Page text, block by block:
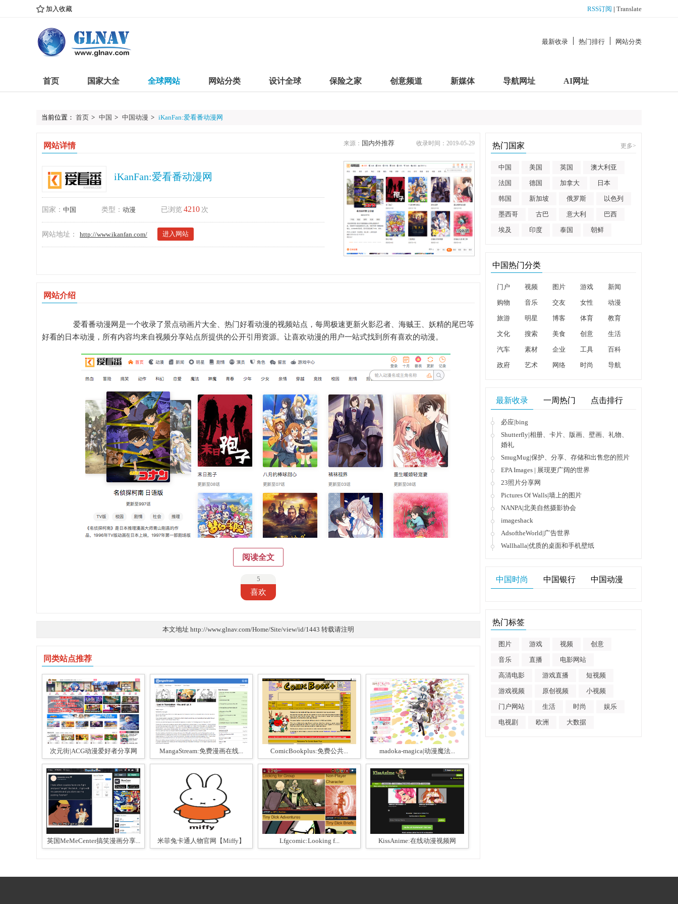
加入收藏 RSS订阅 | Translate
最新收录 热门排行 网站分类
首页 国家大全 全球网站 网站分类 设计全球 保险之家 创意频道 新媒体 导航网址 AI网址
当前位置： 首页 > 中国 > 中国动漫 > iKanFan:爱看番动漫网
网站详情 来源： 国内外推荐 收录时间：2019-05-29
iKanFan:爱看番动漫网
国家： 中国 类型： 动漫 已浏览 4210 次
网站地址： http://www.ikanfan.com/ 进入网站
网站介绍
爱看番动漫网是一个收录了景点动画片大全、热门好看动漫的视频站点，每周极速更新火影忍者、海贼王、妖精的尾巴等
好看的日本动漫，所有内容均来自视频分享站点所提供的公开引用资源。让喜欢动漫的用户一站式找到所有喜欢的动漫。
阅读全文
5
喜欢
本文地址 http://www.glnav.com/Home/Site/view/id/1443 转载请注明
同类站点推荐
次元街|ACG动漫爱好者分享网 MangaStream:免费漫画在线... ComicBookplus:免费公共... madoka-magica|动漫魔法...
英国MeMeCenter搞笑漫画分享... 米菲兔卡通人物官网【Miffy】 Lfgcomic:Looking f... KissAnime:在线动漫视频网
热门国家 更多>
中国 美国 英国 澳大利亚
法国 德国 加拿大 日本
韩国 新加坡 俄罗斯 以色列
墨西哥 古巴 意大利 巴西
埃及 印度 泰国 朝鲜
中国热门分类
门户 视频 图片 游戏 新闻
购物 音乐 交友 女性 动漫
旅游 明星 博客 体育 教育
文化 搜索 美食 创意 生活
汽车 素材 企业 工具 百科
政府 艺术 网络 时尚 导航
最新收录 一周热门 点击排行
必应|bing
Shutterfly|相册、卡片、版画、壁画、礼物、
婚礼
SmugMug|保护、分享、存储和出售您的照片
EPA Images | 展现更广阔的世界
23照片分享网
Pictures Of Walls|墙上的图片
NANPA|北美自然摄影协会
imageshack
AdsoftheWorld|广告世界
Wallhalla|优质的桌面和手机壁纸
中国时尚 中国银行 中国动漫
热门标签
图片 游戏 视频 创意
音乐 直播 电影网站
高清电影 游戏直播 短视频
游戏视频 原创视频 小视频
门户网站 生活 时尚 娱乐
电视剧 欧洲 大数据